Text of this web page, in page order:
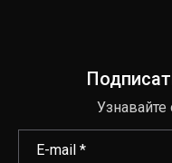
Узнавайте